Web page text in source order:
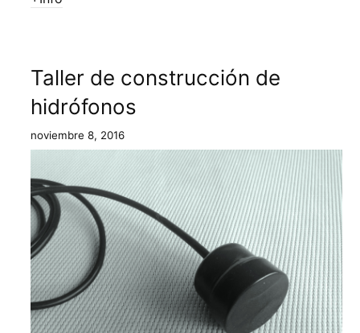
Taller de construcción de
hidrófonos
noviembre 8, 2016